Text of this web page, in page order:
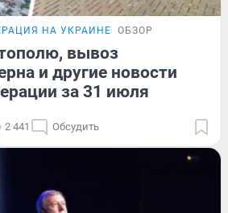
НА УКРАИНЕ ОБЗОР
вывоз
и другие новости
за 31 июля
2 441 Обсудить